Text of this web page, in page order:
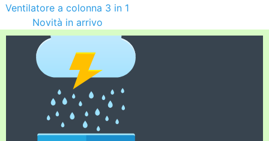
Ventilatore a colonna 3 in 1
Novità in arrivo